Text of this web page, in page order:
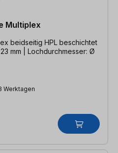
Multiplex
beidseitig HPL beschichtet
mm | Lochdurchmesser: Ø
Werktagen